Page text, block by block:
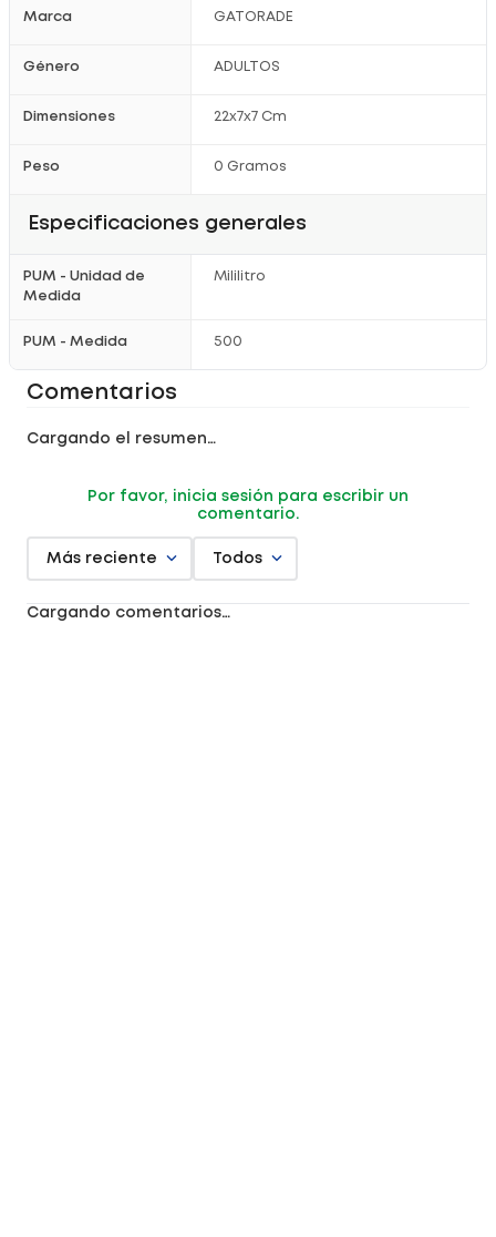
Marca GATORADE
Género ADULTOS
Dimensiones 22x7x7 Cm
Peso 0 Gramos
Especificaciones generales
PUM - Unidad de
Medida
Mililitro
PUM - Medida 500
Comentarios
Cargando el resumen…
Por favor, inicia sesión para escribir un
comentario.
Más reciente Todos
Cargando comentarios…